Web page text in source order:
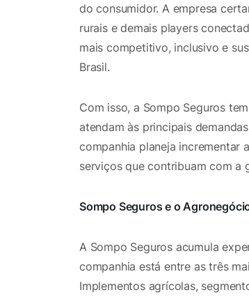
do consumidor. A empresa
rurais e demais players
mais competitivo, inclusivo e
Brasil.
Com isso, a Sompo Seguros
atendam às principais
companhia planeja incrementar
serviços que contribuam com a
Sompo Seguros e o
A Sompo Seguros acumula
companhia está entre as três
Implementos agrícolas,